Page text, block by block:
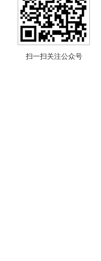
扫一扫关注公众号